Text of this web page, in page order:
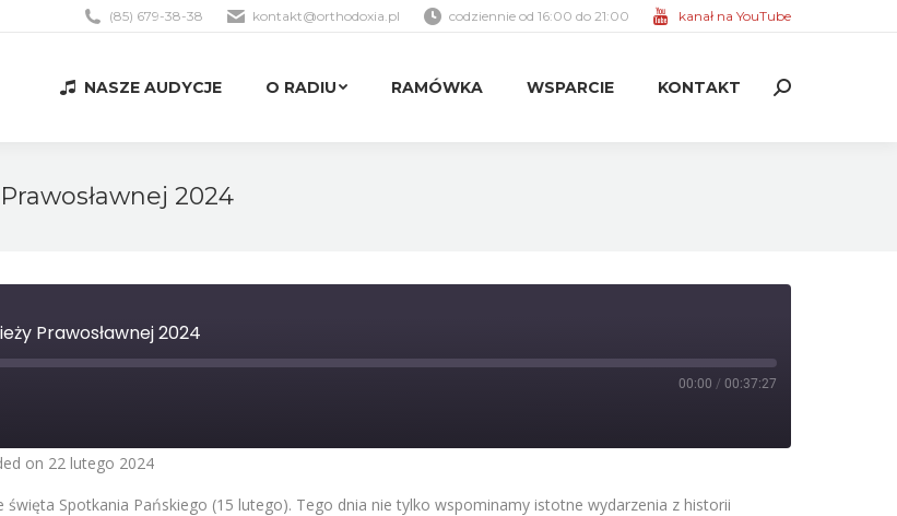
(85) 679-38-38 kontakt@orthodoxia.pl codziennie od 16:00 do 21:00 kanał na YouTube
NASZE AUDYCJE O RADIU RAMÓWKA WSPARCIE KONTAKT Search:
2024
Prawosławnej 2024
00:00 / 00:37:27
on 22 lutego 2024
święta Spotkania Pańskiego (15 lutego). Tego dnia nie tylko wspominamy istotne wydarzenia z historii